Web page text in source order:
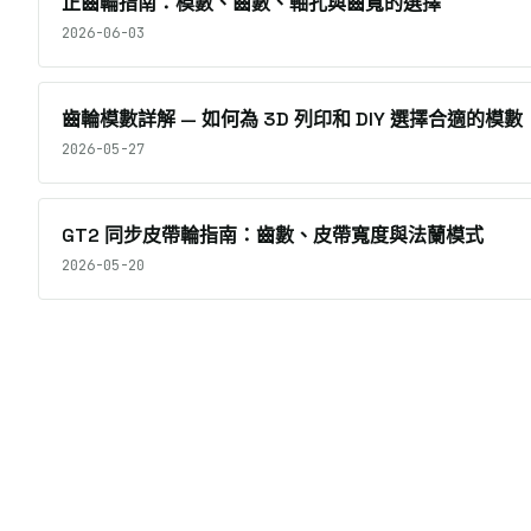
2026-06-03
齒輪模數詳解 — 如何為 3D 列印和 DIY 選擇合適的模數
2026-05-27
GT2 同步皮帶輪指南：齒數、皮帶寬度與法蘭模式
2026-05-20